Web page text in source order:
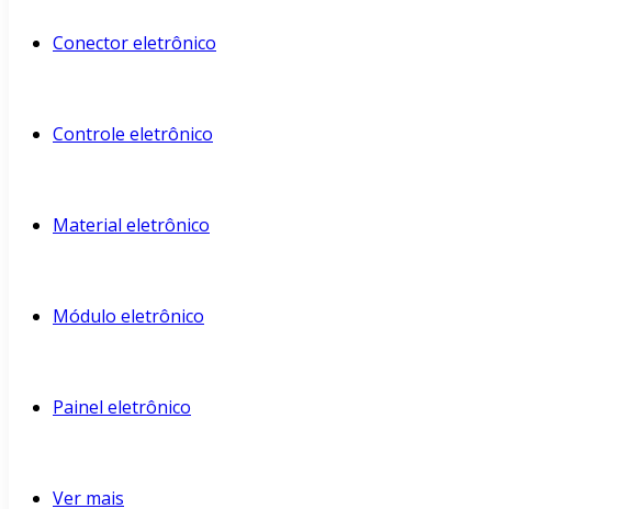
Conector eletrônico
Controle eletrônico
Material eletrônico
Módulo eletrônico
Painel eletrônico
Ver mais